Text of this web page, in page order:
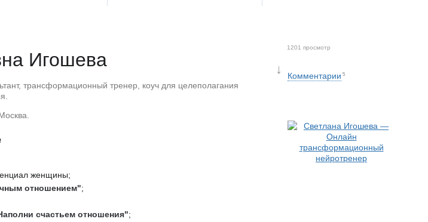
↓ Комментарии 5
Игошева
1201 просмотр
трансформационный тренер, коуч для целеполагания
женщины;
отношением";
счастьем отношения";